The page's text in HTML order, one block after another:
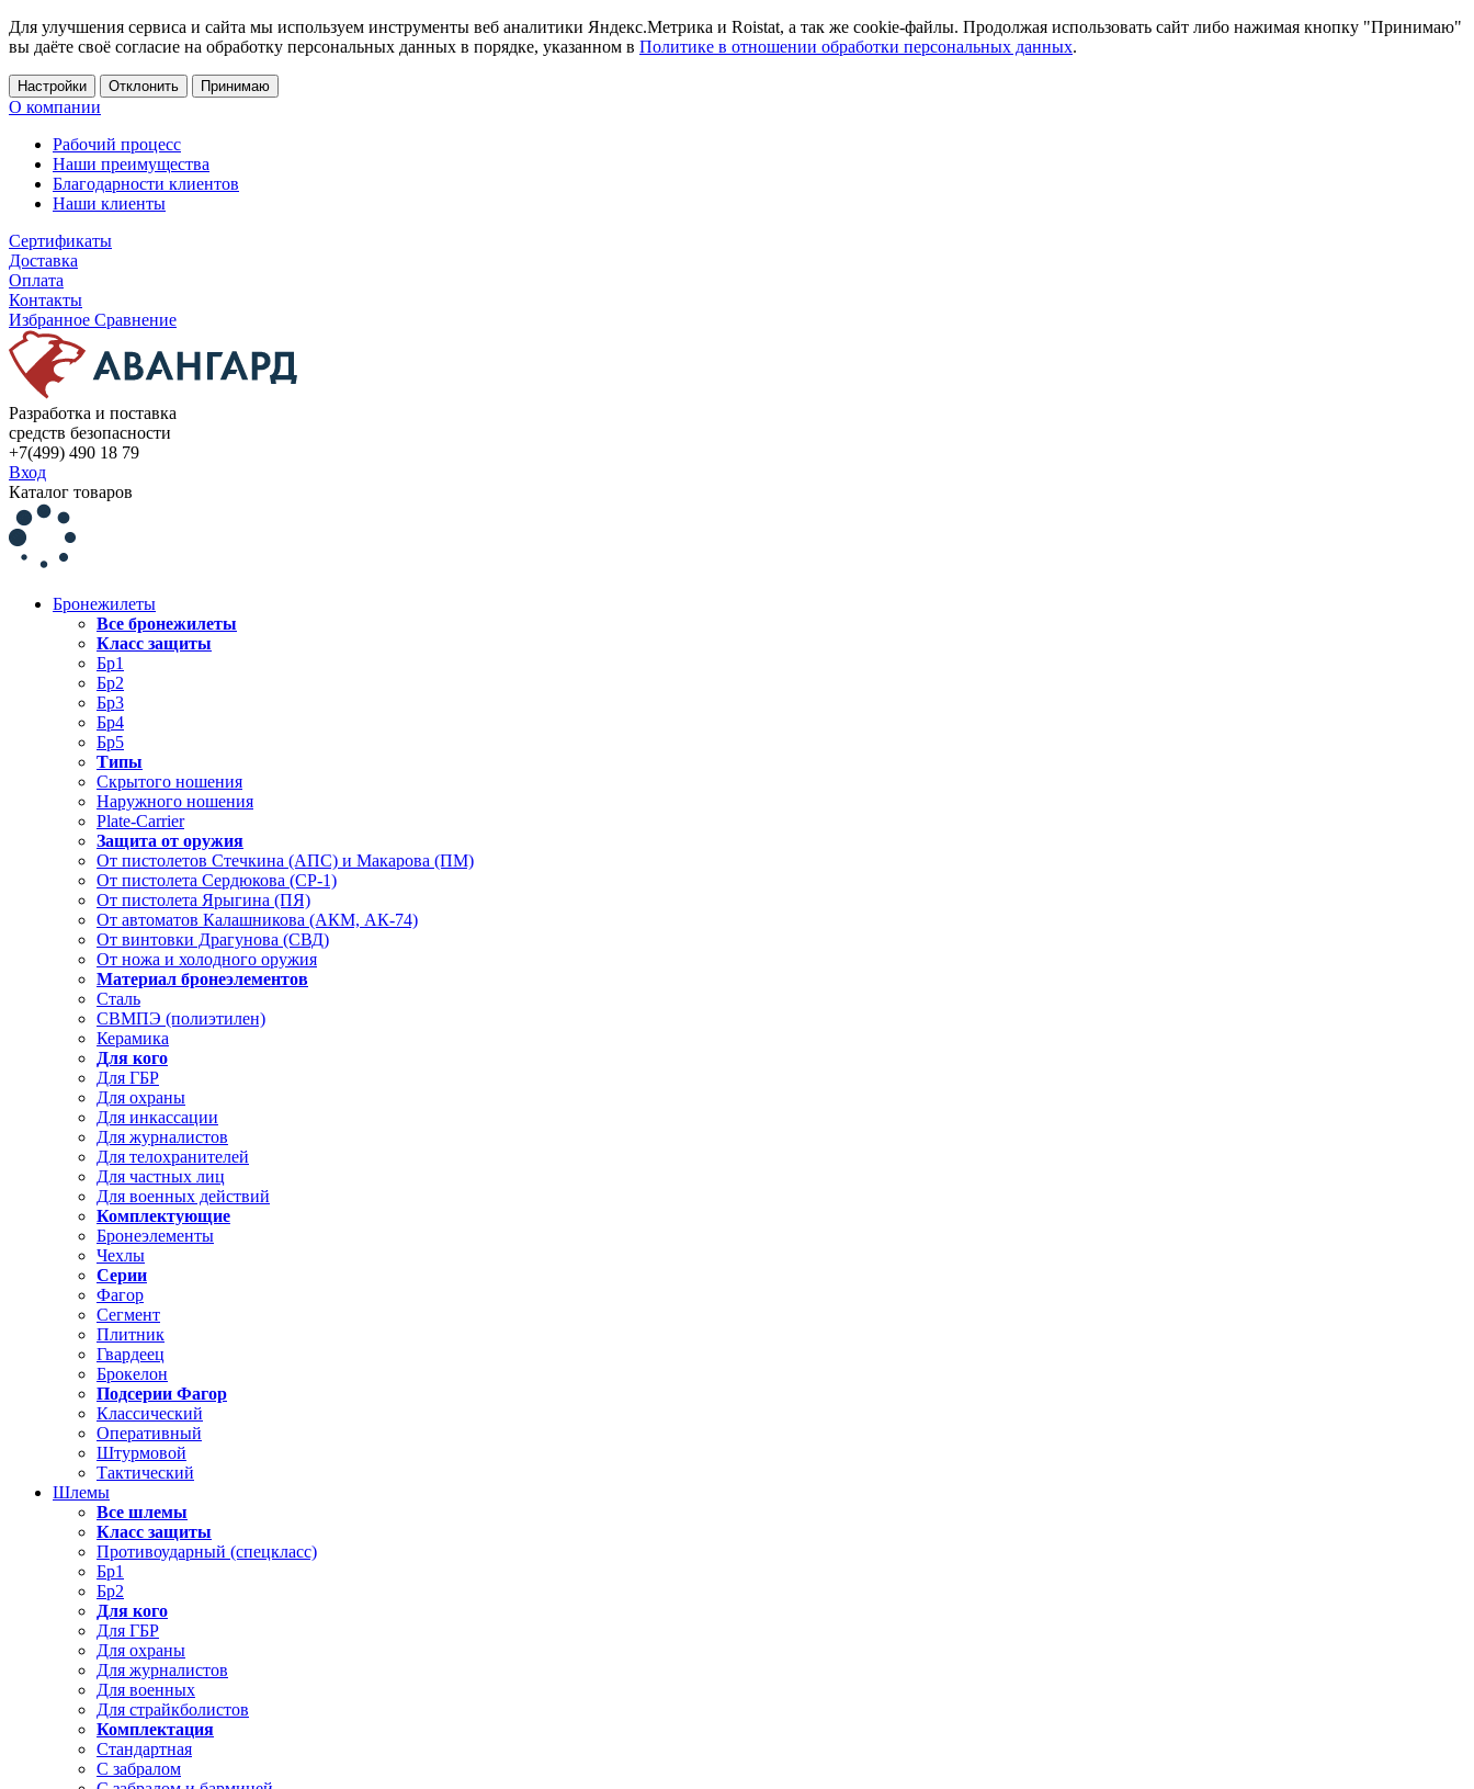
Для улучшения сервиса и сайта мы используем инструменты веб аналитики Яндекс.Метрика и Roistat, а так же cookie-файлы. Продолжая использовать сайт либо нажимая кнопку "Принимаю"
вы даёте своё согласие на обработку персональных данных в порядке, указанном в Политике в отношении обработки персональных данных.
Настройки Отклонить Принимаю
О компании
Рабочий процесс
Наши преимущества
Благодарности клиентов
Наши клиенты
Сертификаты
Доставка
Оплата
Контакты
Избранное Сравнение
Разработка и поставка
средств безопасности
+7(499) 490 18 79
Вход
Каталог товаров
Бронежилеты
Все бронежилеты
Класс защиты
Бр1
Бр2
Бр3
Бр4
Бр5
Типы
Скрытого ношения
Наружного ношения
Plate-Carrier
Защита от оружия
От пистолетов Стечкина (АПС) и Макарова (ПМ)
От пистолета Сердюкова (СР-1)
От пистолета Ярыгина (ПЯ)
От автоматов Калашникова (АКМ, АК-74)
От винтовки Драгунова (СВД)
От ножа и холодного оружия
Материал бронеэлементов
Сталь
СВМПЭ (полиэтилен)
Керамика
Для кого
Для ГБР
Для охраны
Для инкассации
Для журналистов
Для телохранителей
Для частных лиц
Для военных действий
Комплектующие
Бронеэлементы
Чехлы
Серии
Фагор
Сегмент
Плитник
Гвардеец
Брокелон
Подсерии Фагор
Классический
Оперативный
Штурмовой
Тактический
Шлемы
Все шлемы
Класс защиты
Противоударный (спецкласс)
Бр1
Бр2
Для кого
Для ГБР
Для охраны
Для журналистов
Для военных
Для страйкболистов
Комплектация
Стандартная
С забралом